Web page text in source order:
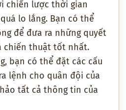
chiến lược thời gian
lo lắng. Bạn có thể
để đưa ra những quyết
chiến thuật tốt nhất.
bạn có thể đặt các cấu
lệnh cho quân đội của
tất cả thông tin của